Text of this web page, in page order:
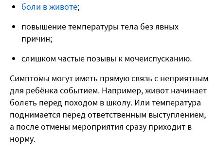
боли в животе;
повышение температуры тела без явных
причин;
слишком частые позывы к мочеиспусканию.
Симптомы могут иметь прямую связь с неприятным
для ребёнка событием. Например, живот начинает
болеть перед походом в школу. Или температура
поднимается перед ответственным выступлением,
а после отмены мероприятия сразу приходит в
норму.